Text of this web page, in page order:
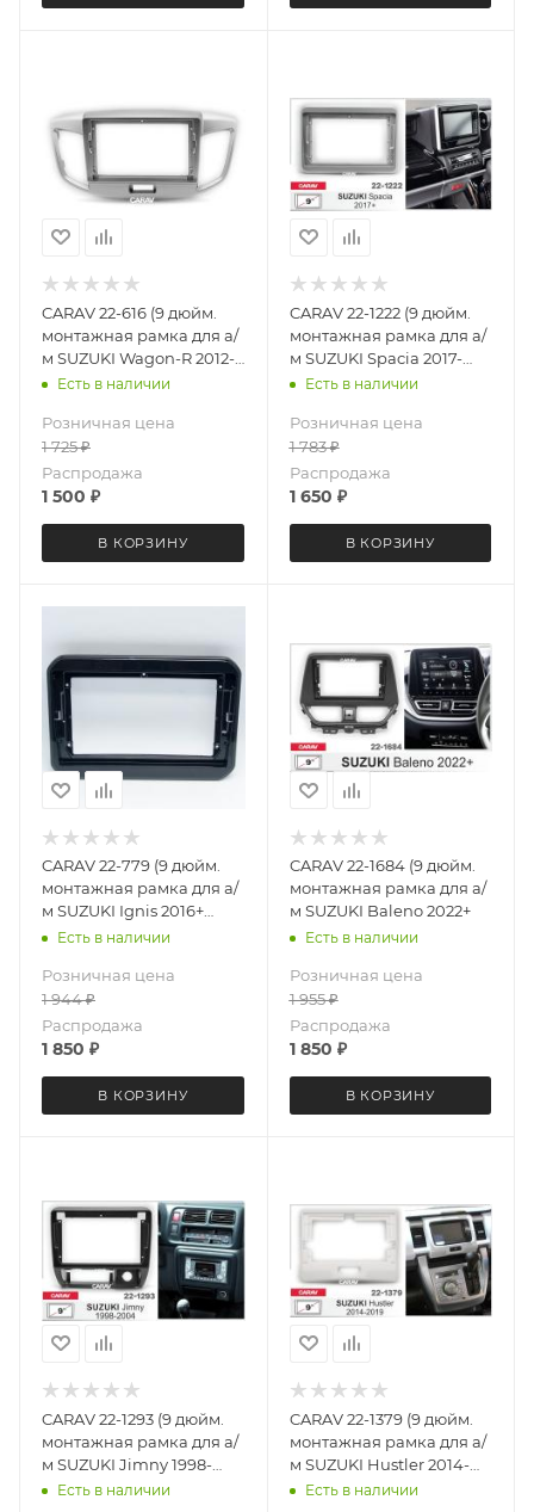
CARAV 22-616 (9 дюйм.
монтажная рамка для а/
м SUZUKI Wagon-R 2012-
17 Есть в наличии
Розничная цена
1 725₽
Распродажа
1 500 ₽
В КОРЗИНУ
CARAV 22-1222 (9 дюйм.
монтажная рамка для а/
м SUZUKI Spacia 2017-
2023Есть в наличии
Розничная цена
1 783₽
Распродажа
1 650 ₽
В КОРЗИНУ
CARAV 22-779 (9 дюйм.
монтажная рамка для а/
м SUZUKI Ignis 2016+
(Gloss black)
Есть в наличии
Розничная цена
1 944₽
Распродажа
1 850 ₽
В КОРЗИНУ
CARAV 22-1684 (9 дюйм.
монтажная рамка для а/
м SUZUKI Baleno 2022+
Есть в наличии
Розничная цена
1 955₽
Распродажа
1 850 ₽
В КОРЗИНУ
CARAV 22-1293 (9 дюйм.
монтажная рамка для а/
м SUZUKI Jimny 1998-
2004
Есть в наличии
CARAV 22-1379 (9 дюйм.
монтажная рамка для а/
м SUZUKI Hustler 2014-
2019Есть в наличии